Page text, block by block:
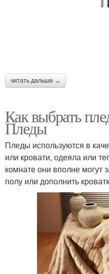
читать дальше →
Как выбрать
Пледы
Пледы используются в
или кровати, одеяла или
комнате они вполне могут
полу или дополнить